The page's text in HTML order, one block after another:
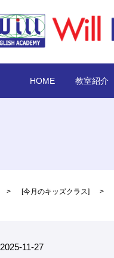
HOME 教室紹介
[今月のキッズクラス]
2025-11-27